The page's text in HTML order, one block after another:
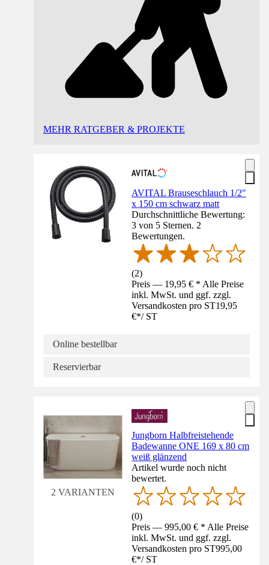
MEHR RATGEBER & PROJEKTE
AVITAL Brauseschlauch 1/2"
x 150 cm schwarz matt
Durchschnittliche Bewertung:
3 von 5 Sternen. 2
Bewertungen.
(2)
Preis — 19,95 € * Alle Preise
inkl. MwSt. und ggf. zzgl.
Versandkosten pro ST19,95
€*/ ST
Online bestellbar
Reservierbar
2 VARIANTEN
Jungborn Halbfreistehende
Badewanne ONE 169 x 80 cm
weiß glänzend
Artikel wurde noch nicht
bewertet.
(0)
Preis — 995,00 € * Alle Preise
inkl. MwSt. und ggf. zzgl.
Versandkosten pro ST995,00
€*/ ST